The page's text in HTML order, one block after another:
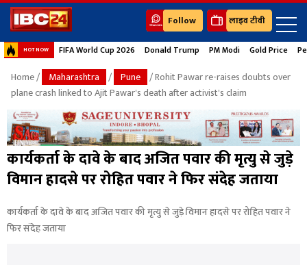
Follow लाइव टीवी
HOT NOW FIFA World Cup 2026 Donald Trump PM Modi Gold Price
Home/ Maharashtra / Pune / Rohit Pawar re-raises doubts over
plane crash linked to Ajit Pawar's death after activist's claim
कार्यकर्ता के दावे के बाद अजित पवार की मृत्यु से जुड़े
विमान हादसे पर रोहित पवार ने फिर संदेह जताया
कार्यकर्ता के दावे के बाद अजित पवार की मृत्यु से जुड़े विमान हादसे पर रोहित पवार ने
फिर संदेह जताया